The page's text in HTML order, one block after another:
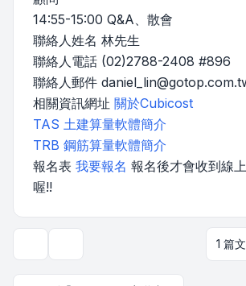
14:55-15:00 Q&A、散會
聯絡人姓名 林先生
聯絡人電話 (02)2788-2408 #896
聯絡人郵件
相關資訊網址 關於Cubicost
TAS 土建算量軟體簡介
TRB 鋼筋算量軟體簡介
報名表 我要報名 報名後才會收到線
喔!!
1 篇